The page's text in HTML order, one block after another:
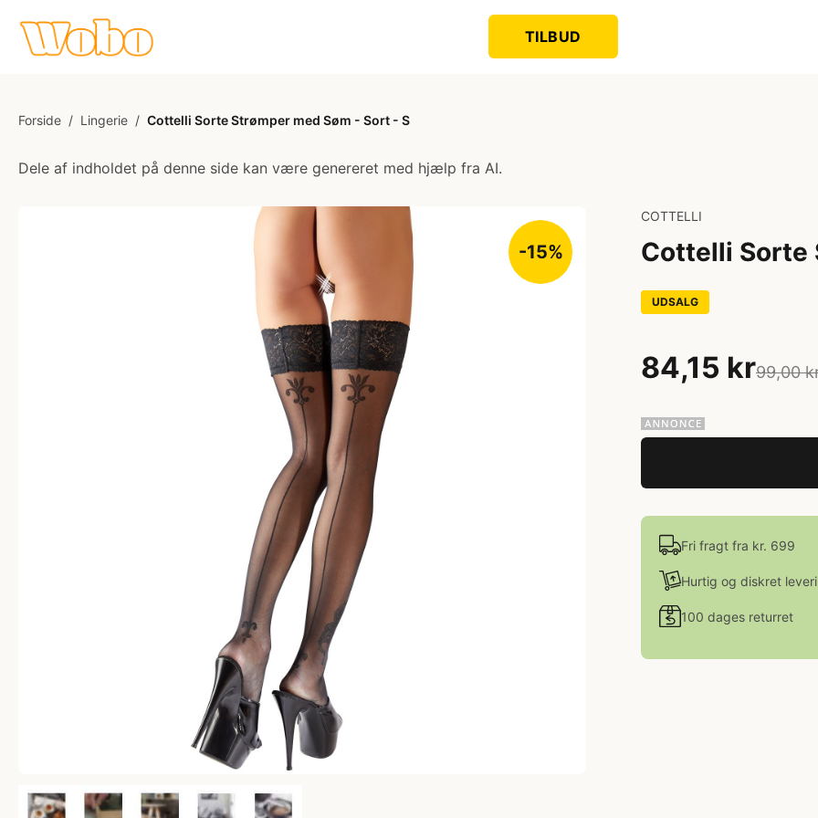
TILBUD
Forside / Lingerie / Cottelli Sorte Strømper med Søm - Sort - S
Dele af indholdet på denne side kan være genereret med hjælp fra AI.
-15%
COTTELLI
Cottelli Sorte
UDSALG
84,15 kr99,00
Fri fragt fra kr. 699
Hurtig og diskret
100 dages returret